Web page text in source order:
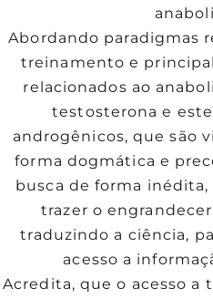
Abordando paradigmas
treinamento e
relacionados ao
testosterona e
androgênicos, que são
forma dogmática e
busca de forma inédita,
trazer o
traduzindo a ciência,
acesso a
Acredita, que o acesso